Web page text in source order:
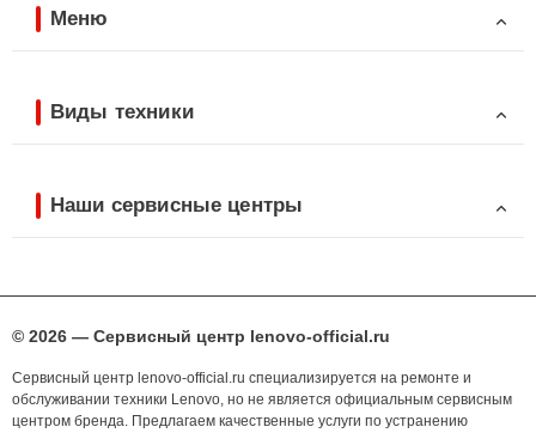
Меню
Виды техники
Наши сервисные центры
© 2026 — Сервисный центр lenovo-official.ru
Сервисный центр lenovo-official.ru специализируется на ремонте и
обслуживании техники Lenovo, но не является официальным сервисным
центром бренда. Предлагаем качественные услуги по устранению